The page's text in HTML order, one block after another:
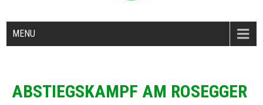
MENU
ABSTIEGSKAMPF AM ROSEGGER